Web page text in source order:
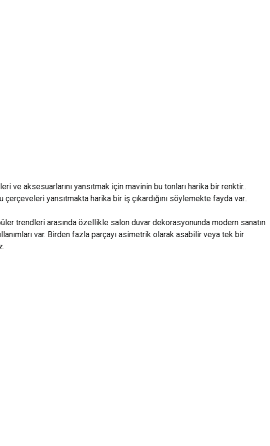
ve aksesuarlarını yansıtmak için mavinin bu tonları harika bir renktir..
yansıtmakta harika bir iş çıkardığını söylemekte fayda var..
trendleri arasında özellikle salon duvar dekorasyonunda modern sanatın
var. Birden fazla parçayı asimetrik olarak asabilir veya tek bir